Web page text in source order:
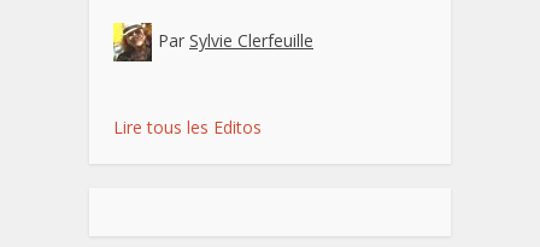
Par Sylvie Clerfeuille
Lire tous les Editos